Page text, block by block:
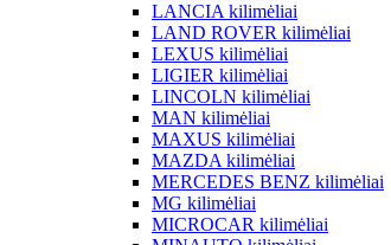
LANCIA kilimėliai
LAND ROVER kilimėliai
LEXUS kilimėliai
LIGIER kilimėliai
LINCOLN kilimėliai
MAN kilimėliai
MAXUS kilimėliai
MAZDA kilimėliai
MERCEDES BENZ kilimėliai
MG kilimėliai
MICROCAR kilimėliai